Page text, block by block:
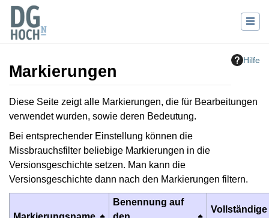
Hilfe
Markierungen
Wechseln zu:Navigation,Suche
Diese Seite zeigt alle Markierungen, die für Bearbeitungen
verwendet wurden, sowie deren Bedeutung.
Bei entsprechender Einstellung können die
Missbrauchsfilter beliebige Markierungen in die
Versionsgeschichte setzen. Man kann die
Versionsgeschichte dann nach den Markierungen filtern.
Benennung auf
Vollständige